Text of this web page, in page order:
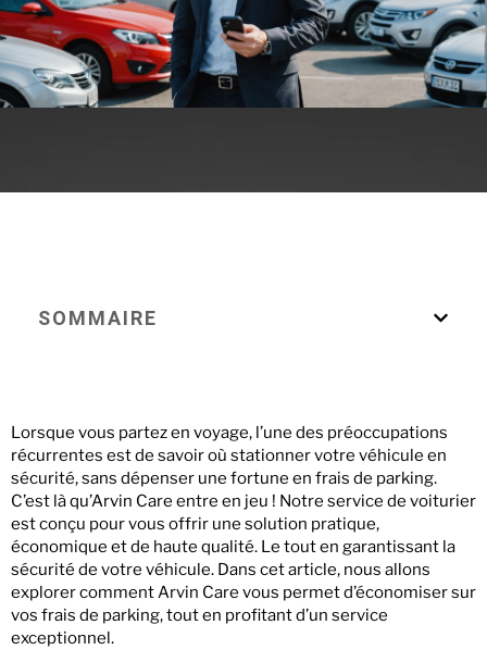
SOMMAIRE
Lorsque vous partez en voyage, l’une des préoccupations
récurrentes est de savoir où stationner votre véhicule en
sécurité, sans dépenser une fortune en frais de parking.
C’est là qu’Arvin Care entre en jeu ! Notre service de voiturier
est conçu pour vous offrir une solution pratique,
économique et de haute qualité. Le tout en garantissant la
sécurité de votre véhicule. Dans cet article, nous allons
explorer comment Arvin Care vous permet d’économiser sur
vos frais de parking, tout en profitant d’un service
exceptionnel.